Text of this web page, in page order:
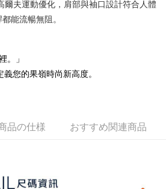
能です。
」を選択すると、注文が成立した後に自動
よび費用については、後続の取引確認ページ
取引を行わない場合や審査が通過しない場
支払い／iPASS MONEY」などのチャネルで
て
を進めてください。
不要です。商品はご指定の住所に配送されま
爾夫運動優化，肩部與袖口設計符合人體
能流暢無阻。
。」
您的果嶺時尚新高度。
品の仕様 おすすめ関連商品